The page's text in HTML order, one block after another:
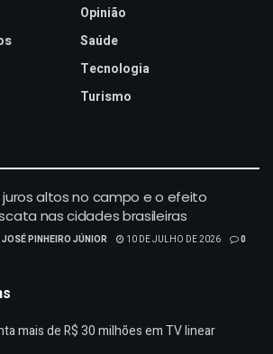
Opinião
Saúde
Tecnologia
Turismo
juros altos no campo e o efeito
nas cidades brasileiras
JOSÉ PINHEIRO JÚNIOR 10 DE JULHO DE 2026 0
mais de R$ 30 milhões em TV linear